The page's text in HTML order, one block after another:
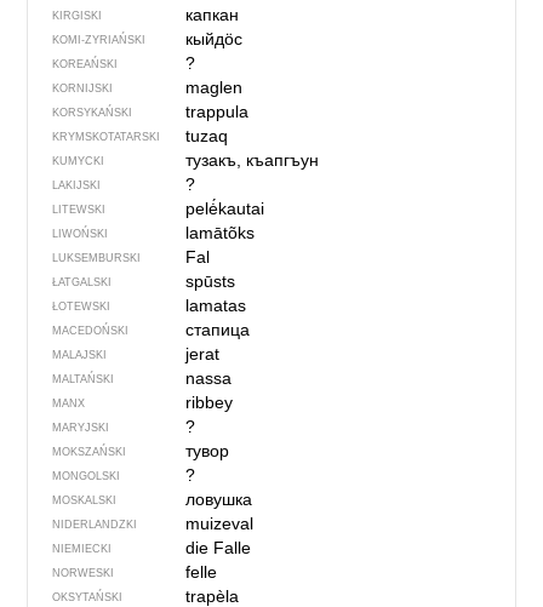
KIRGISKI капкан
KOMI-ZYRIAŃSKI кыйдӧс
KOREAŃSKI ?
KORNIJSKI maglen
KORSYKAŃSKI trappula
KRYMSKOTATARSKI tuzaq
KUMYCKI тузакъ, къапгъун
LAKIJSKI ?
LITEWSKI pelė́kautai
LIWOŃSKI lamātõks
LUKSEMBURSKI Fal
ŁATGALSKI spūsts
ŁOTEWSKI lamatas
MACEDOŃSKI стапица
MALAJSKI jerat
MALTAŃSKI nassa
MANX ribbey
MARYJSKI ?
MOKSZAŃSKI тувор
MONGOLSKI ?
MOSKALSKI ловушка
NIDERLANDZKI muizeval
NIEMIECKI die Falle
NORWESKI felle
OKSYTAŃSKI trapèla